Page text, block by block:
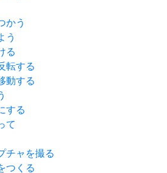
かう
う
る
転する
動する
する
て
チャを撮る
つくる